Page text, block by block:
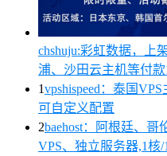
chshuju:彩虹数据，上
浦、沙田云主机等付
1vpshispeed：泰国
可自定义配置
2baehost：阿根廷、
VPS、独立服务器,1核